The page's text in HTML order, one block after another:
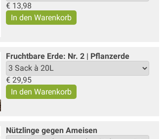
€ 13,98
Fruchtbare Erde: Nr. 2 | Pflanzerde
€ 29,95
Nützlinge gegen Ameisen